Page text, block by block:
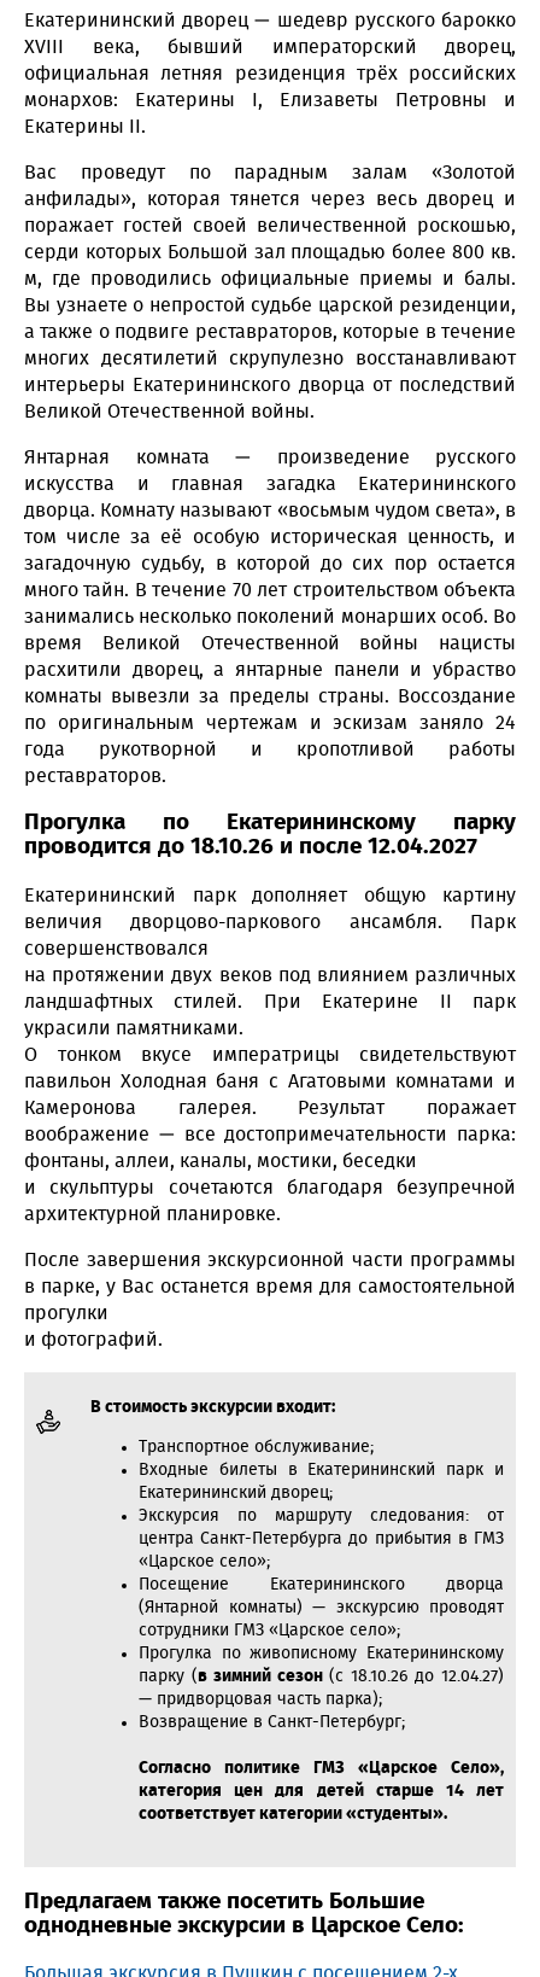
Екатерининский дворец — шедевр русского барокко
XVIII века, бывший императорский дворец,
официальная летняя резиденция трёх российских
монархов: Екатерины I, Елизаветы Петровны и
Екатерины II.
Вас проведут по парадным залам «Золотой
анфилады», которая тянется через весь дворец и
поражает гостей своей величественной роскошью,
серди которых Большой зал площадью более 800 кв.
м, где проводились официальные приемы и балы.
Вы узнаете о непростой судьбе царской резиденции,
а также о подвиге реставраторов, которые в течение
многих десятилетий скрупулезно восстанавливают
интерьеры Екатерининского дворца от последствий
Великой Отечественной войны.
Янтарная комната — произведение русского
искусства и главная загадка Екатерининского
дворца. Комнату называют «восьмым чудом света», в
том числе за её особую историческая ценность, и
загадочную судьбу, в которой до сих пор остается
много тайн. В течение 70 лет строительством объекта
занимались несколько поколений монарших особ. Во
время Великой Отечественной войны нацисты
расхитили дворец, а янтарные панели и убраство
комнаты вывезли за пределы страны. Воссоздание
по оригинальным чертежам и эскизам заняло 24
года рукотворной и кропотливой работы
реставраторов.
Прогулка по Екатерининскому парку
проводится до 18.10.26 и после 12.04.2027
Екатерининский парк дополняет общую картину
величия дворцово-паркового ансамбля. Парк
совершенствовался
на протяжении двух веков под влиянием различных
ландшафтных стилей. При Екатерине II парк
украсили памятниками.
О тонком вкусе императрицы свидетельствуют
павильон Холодная баня с Агатовыми комнатами и
Камеронова галерея. Результат поражает
воображение — все достопримечательности парка:
фонтаны, аллеи, каналы, мостики, беседки
и скульптуры сочетаются благодаря безупречной
архитектурной планировке.
После завершения экскурсионной части программы
в парке, у Вас останется время для самостоятельной
прогулки
и фотографий.
В стоимость экскурсии входит:
Транспортное обслуживание;
Входные билеты в Екатерининский парк и
Екатерининский дворец;
Экскурсия по маршруту следования: от
центра Санкт-Петербурга до прибытия в ГМЗ
«Царское село»;
Посещение Екатерининского дворца
(Янтарной комнаты) — экскурсию проводят
сотрудники ГМЗ «Царское село»;
Прогулка по живописному Екатерининскому
парку (в зимний сезон(с 18.10.26 до 12.04.27)
— придворцовая часть парка);
Возвращение в Санкт-Петербург;
Согласно политике ГМЗ «Царское Село»,
категория цен для детей старше 14 лет
соответствует категории «студенты».
Предлагаем также посетить Большие
однодневные экскурсии в Царское Село: